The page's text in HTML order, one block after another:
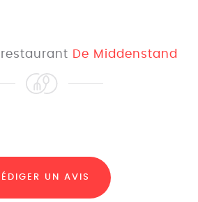
restaurant De Middenstand
UN AVIS